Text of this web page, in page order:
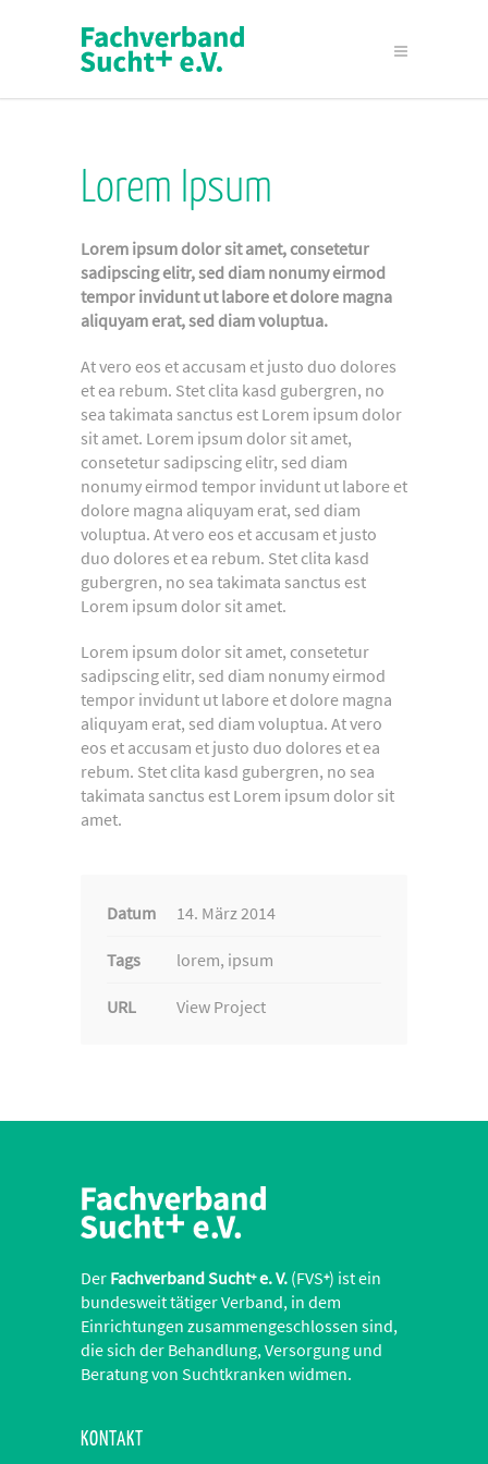
Lorem Ipsum
Lorem ipsum dolor sit amet, consetetur
sadipscing elitr, sed diam nonumy eirmod
tempor invidunt ut labore et dolore magna
aliquyam erat, sed diam voluptua.
At vero eos et accusam et justo duo dolores
et ea rebum. Stet clita kasd gubergren, no
sea takimata sanctus est Lorem ipsum dolor
sit amet. Lorem ipsum dolor sit amet,
consetetur sadipscing elitr, sed diam
nonumy eirmod tempor invidunt ut labore et
dolore magna aliquyam erat, sed diam
voluptua. At vero eos et accusam et justo
duo dolores et ea rebum. Stet clita kasd
gubergren, no sea takimata sanctus est
Lorem ipsum dolor sit amet.
Lorem ipsum dolor sit amet, consetetur
sadipscing elitr, sed diam nonumy eirmod
tempor invidunt ut labore et dolore magna
aliquyam erat, sed diam voluptua. At vero
eos et accusam et justo duo dolores et ea
rebum. Stet clita kasd gubergren, no sea
takimata sanctus est Lorem ipsum dolor sit
amet.
Datum 14. März 2014
Tags lorem, ipsum
URL View Project
Der Fachverband Sucht+e. V. (FVS+) ist ein
bundesweit tätiger Verband, in dem
Einrichtungen zusammengeschlossen sind,
die sich der Behandlung, Versorgung und
Beratung von Suchtkranken widmen.
KONTAKT